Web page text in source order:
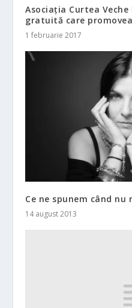
Asociația Curtea
gratuită care
1 februarie 2017
Ce ne spunem când nu
14 august 2013